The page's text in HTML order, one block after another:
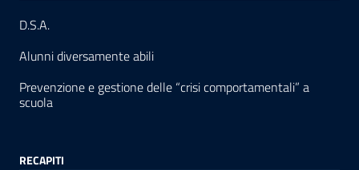
D.S.A.
Alunni diversamente abili
Prevenzione e gestione delle “crisi comportamentali” a
scuola
RECAPITI